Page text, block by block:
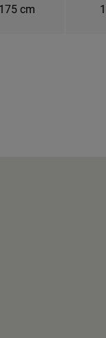
cm